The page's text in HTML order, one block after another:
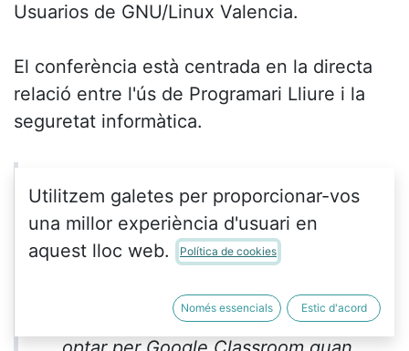
Usuarios de GNU/Linux Valencia.
El conferència està centrada en la directa
relació entre l'ús de Programari Lliure i la
seguretat informàtica.
¿Perquè ja prohibeixen WhatsApp les
principals entitats bancàries del nostre
país, entre els seus empleats? ¿Perquè
des dels ajuntaments aposten per
Telegram i no Whatsapp? ¿Perquè
durant la pandèmia molts docents van
Utilitzem galetes per proporcionar-vos
una millor experiència d'usuari en
aquest lloc web.
Política de cookies
Només essencials Estic d'acord